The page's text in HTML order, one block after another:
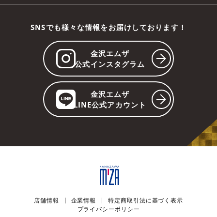
SNSでも様々な情報をお届けしております！
金沢エムザ
公式インスタグラム
金沢エムザ
LINE公式アカウント
店舗情報 企業情報
特定商取引法に基づく表示
プライバシーポリシー